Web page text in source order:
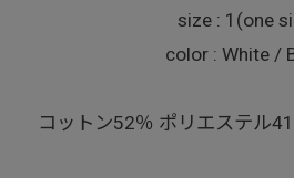
size : 1(one
color : White /
コットン52％ ポリエステル